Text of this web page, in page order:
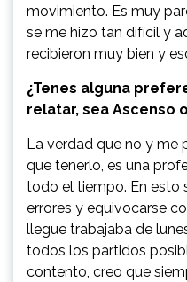
movimiento. Es muy
se me hizo tan difícil y
recibieron muy bien y
¿Tenes alguna
relatar, sea Ascenso
La verdad que no y me
que tenerlo, es una
todo el tiempo. En esto
errores y equivocarse
llegue trabajaba de
todos los partidos
contento, creo que